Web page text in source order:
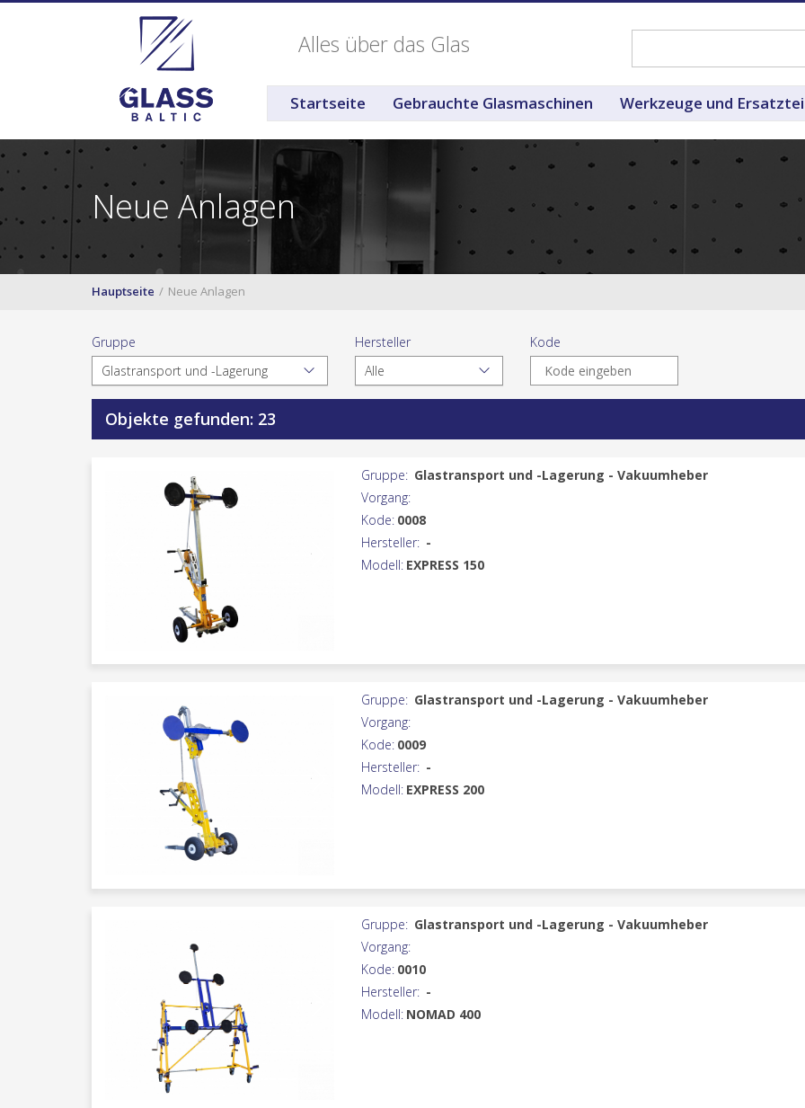
Alles über das Glas
Startseite Gebrauchte Glasmaschinen Werkzeuge und
Neue Anlagen
Hauptseite Neue Anlagen
Gruppe
Glastransport und -Lagerung
Hersteller
Alle
Kode
Objekte gefunden: 23
Gruppe: Glastransport und -Lagerung - Vakuumheber
Vorgang:
Kode: 0008
Hersteller: -
Modell: EXPRESS 150
Gruppe: Glastransport und -Lagerung - Vakuumheber
Vorgang:
Kode: 0009
Hersteller: -
Modell: EXPRESS 200
Gruppe: Glastransport und -Lagerung - Vakuumheber
Vorgang:
Kode: 0010
Hersteller: -
Modell: NOMAD 400